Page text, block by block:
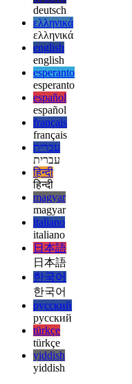
afrikaans
afrikaans
العربية
العربية
deutsch
deutsch
ελληνικά
ελληνικά
english
english
esperanto
esperanto
español
español
français
français
עברית
עברית
हिन्दी
हिन्दी
magyar
magyar
italiano
italiano
日本語
日本語
한국어
한국어
русский